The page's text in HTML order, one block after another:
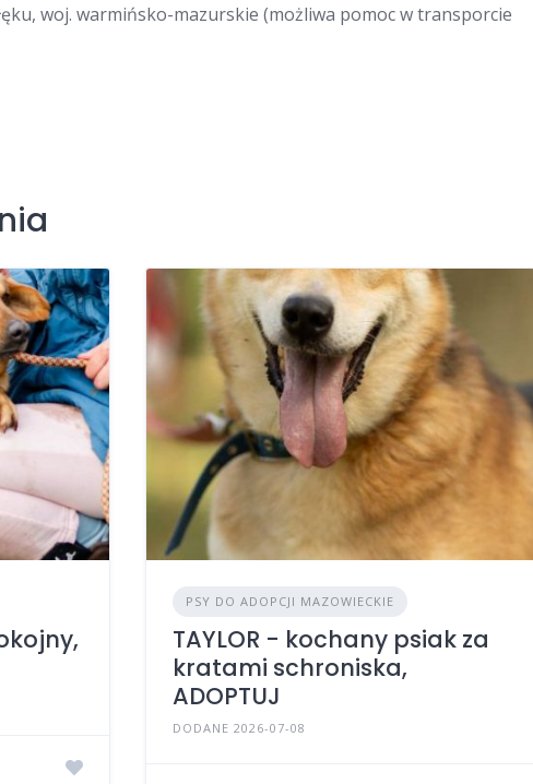
woj. warmińsko-mazurskie (możliwa pomoc w transporcie
PSY DO ADOPCJI MAZOWIECKIE
TAYLOR - kochany psiak za
kratami schroniska,
ADOPTUJ
DODANE 2026-07-08